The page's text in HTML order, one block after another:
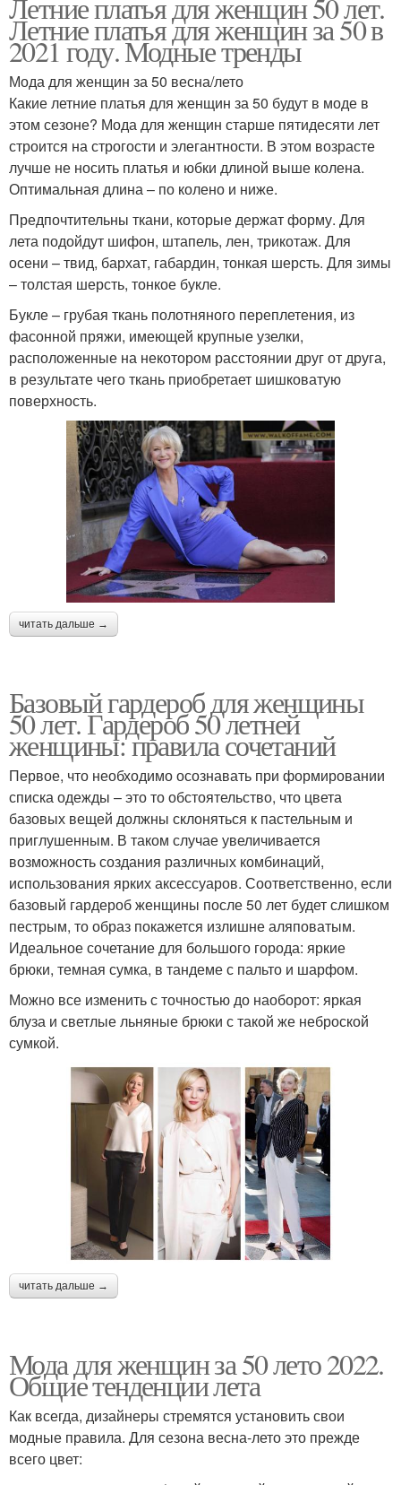
Летние платья для женщин 50 лет.
Летние платья для женщин за 50 в
2021 году. Модные тренды
Мода для женщин за 50 весна/лето
Какие летние платья для женщин за 50 будут в моде в
этом сезоне? Мода для женщин старше пятидесяти лет
строится на строгости и элегантности. В этом возрасте
лучше не носить платья и юбки длиной выше колена.
Оптимальная длина – по колено и ниже.
Предпочтительны ткани, которые держат форму. Для
лета подойдут шифон, штапель, лен, трикотаж. Для
осени – твид, бархат, габардин, тонкая шерсть. Для зимы
– толстая шерсть, тонкое букле.
Букле – грубая ткань полотняного переплетения, из
фасонной пряжи, имеющей крупные узелки,
расположенные на некотором расстоянии друг от друга,
в результате чего ткань приобретает шишковатую
поверхность.
читать дальше →
Базовый гардероб для женщины
50 лет. Гардероб 50 летней
женщины: правила сочетаний
Первое, что необходимо осознавать при формировании
списка одежды – это то обстоятельство, что цвета
базовых вещей должны склоняться к пастельным и
приглушенным. В таком случае увеличивается
возможность создания различных комбинаций,
использования ярких аксессуаров. Соответственно, если
базовый гардероб женщины после 50 лет будет слишком
пестрым, то образ покажется излишне аляповатым.
Идеальное сочетание для большого города: яркие
брюки, темная сумка, в тандеме с пальто и шарфом.
Можно все изменить с точностью до наоборот: яркая
блуза и светлые льняные брюки с такой же неброской
сумкой.
читать дальше →
Мода для женщин за 50 лето 2022.
Общие тенденции лета
Как всегда, дизайнеры стремятся установить свои
модные правила. Для сезона весна-лето это прежде
всего цвет: